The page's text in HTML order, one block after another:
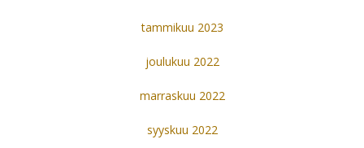
tammikuu 2023
joulukuu 2022
marraskuu 2022
syyskuu 2022